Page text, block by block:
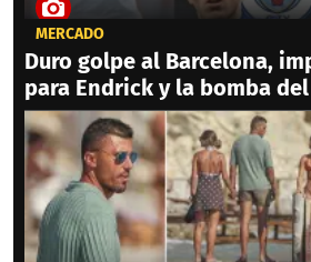
MERCADO
Duro golpe al Barcelona,
para Endrick y la bomba